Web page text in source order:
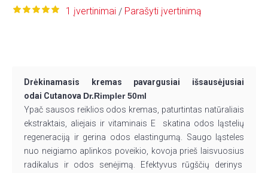
1 įvertinimai / Parašyti įvertinimą
Drėkinamasis kremas pavargusiai išsausėjusiai
odai Cutanova Dr.Rimpler 50ml
Ypač sausos reiklios odos kremas, paturtintas natūraliais
ekstraktais, aliejais ir vitaminais E skatina odos ląstelių
regeneraciją ir gerina odos elastingumą. Saugo ląsteles
nuo neigiamo aplinkos poveikio, kovoja prieš laisvuosius
radikalus ir odos senėjimą. Efektyvus rūgščių derinys